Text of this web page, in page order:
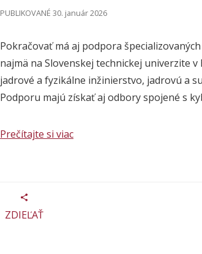
PUBLIKOVANÉ 30. január 2026
Pokračovať má aj podpora
najmä na Slovenskej technickej univerzite
jadrové a fyzikálne inžinierstvo, jadrovú a
Podporu majú získať aj odbory spojené s
Prečítajte si viac
ZDIEĽAŤ